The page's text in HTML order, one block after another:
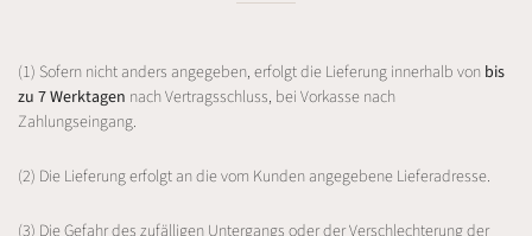
(1) Sofern nicht anders angegeben, erfolgt die Lieferung innerhalb von bis
zu 7 Werktagen nach Vertragsschluss, bei Vorkasse nach
Zahlungseingang.
(2) Die Lieferung erfolgt an die vom Kunden angegebene Lieferadresse.
(3) Die Gefahr des zufälligen Untergangs oder der Verschlechterung der